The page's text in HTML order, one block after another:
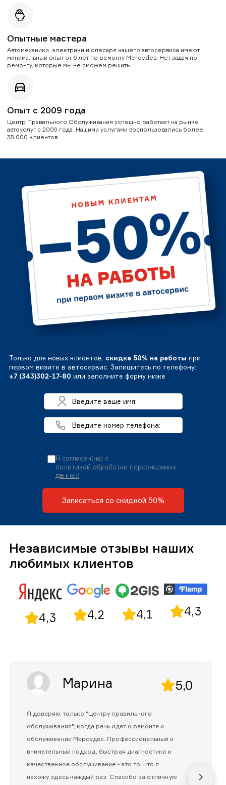
Опытные мастера
Автомеханики, электрики и слесаря нашего автосервиса имеют
минимальный опыт от 6 лет по ремонту Mercedes. Нет задач по
ремонту, которые мы не сможем решить.
Опыт с 2009 года
Центр Правильного Обслуживания успешно работает на рынке
автоуслуг с 2009 года. Нашими услугами воспользовались более
38 000 клиентов.
Только для новых клиентов: скидка 50% на работы при
первом визите в автосервис. Запишитесь по телефону:
+7 (343)302-17-80 или заполните форму ниже
Я согласен(на) с
политикой обработки персональных
данных
Записаться со скидкой 50%
Независимые отзывы наших
любимых клиентов
4,3 4,2 4,1 4,3
Марина 5,0
Я доверяю только "Центру правильного
обслуживания", когда речь идет о ремонте и
обслуживании Мерседес. Профессиональный и
внимательный подход, быстрая диагностика и
качественное обслуживание - это то, что я
нахожу здесь каждый раз. Спасибо за отличную